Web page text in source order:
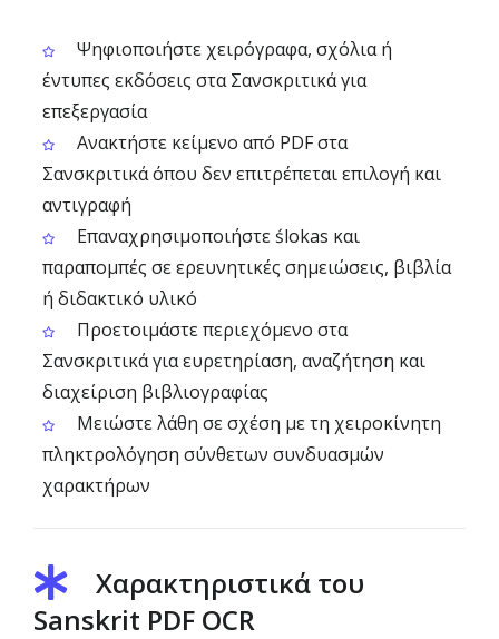
Ψηφιοποιήστε χειρόγραφα, σχόλια ή
έντυπες εκδόσεις στα Σανσκριτικά για
επεξεργασία
Ανακτήστε κείμενο από PDF στα
Σανσκριτικά όπου δεν επιτρέπεται επιλογή και
αντιγραφή
Επαναχρησιμοποιήστε ślokas και
παραπομπές σε ερευνητικές σημειώσεις, βιβλία
ή διδακτικό υλικό
Προετοιμάστε περιεχόμενο στα
Σανσκριτικά για ευρετηρίαση, αναζήτηση και
διαχείριση βιβλιογραφίας
Μειώστε λάθη σε σχέση με τη χειροκίνητη
πληκτρολόγηση σύνθετων συνδυασμών
χαρακτήρων
Χαρακτηριστικά του
Sanskrit PDF OCR